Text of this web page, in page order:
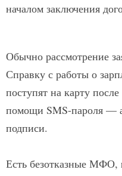
началом заключения
Обычно рассмотрение
Справку с работы о
поступят на карту
помощи SMS-пароля —
подписи.
Есть безотказные